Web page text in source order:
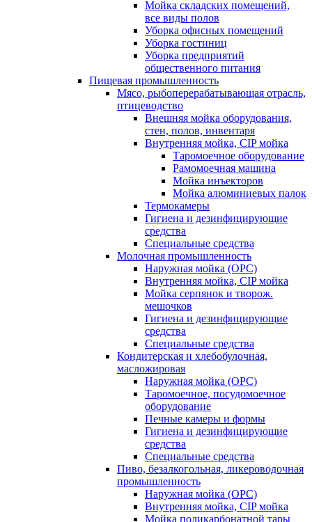
Мойка складских помещений,
все виды полов
Уборка офисных помещений
Уборка гостиниц
Уборка предприятий
общественного питания
Пищевая промышленность
Мясо, рыбоперерабатывающая отрасль,
птицеводство
Внешняя мойка оборудования,
стен, полов, инвентаря
Внутренняя мойка, CIP мойка
Таромоечное оборудование
Рамомоечная машина
Мойка инъекторов
Мойка алюминиевых палок
Термокамеры
Гигиена и дезинфицирующие
средства
Специальные средства
Молочная промышленность
Наружная мойка (ОРС)
Внутренняя мойка, CIP мойка
Мойка серпянок и творож.
мешочков
Гигиена и дезинфицирующие
средства
Специальные средства
Кондитерская и хлебобулочная,
масложировая
Наружная мойка (ОРС)
Таромоечное, посудомоечное
оборудование
Печные камеры и формы
Гигиена и дезинфицирующие
средства
Специальные средства
Пиво, безалкогольная, ликероводочная
промышленность
Наружная мойка (ОРС)
Внутренняя мойка, CIP мойка
Мойка поликарбонатной тары